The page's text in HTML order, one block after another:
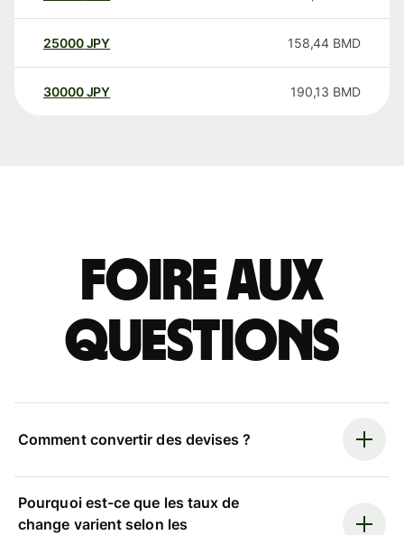
25000 JPY 158,44 BMD
30000 JPY 190,13 BMD
Foire aux
questions
Comment convertir des devises ?
Pourquoi est-ce que les taux de
change varient selon les